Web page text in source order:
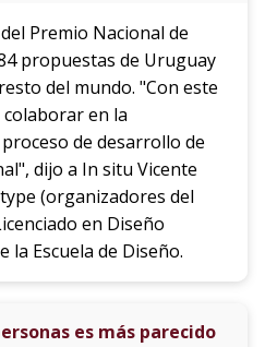
Premio Nacional de
propuestas de Uruguay
del mundo. "Con este
en la
de desarrollo de
dijo a In situ Vicente
(organizadores del
en Diseño
la Escuela de Diseño.
es más parecido